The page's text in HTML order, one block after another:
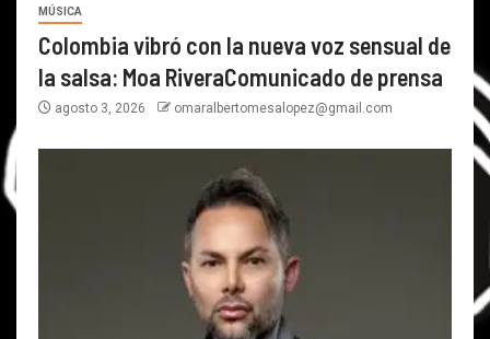
MÚSICA
Colombia vibró con la nueva voz sensual de
la salsa: Moa RiveraComunicado de prensa
agosto 3, 2026 omaralbertomesalopez@gmail.com